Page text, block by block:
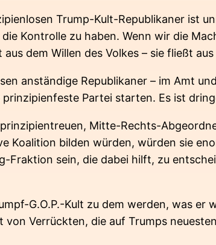
Trump-Kult-Republikaner ist
Kontrolle zu haben. Wenn wir die
dem Willen des Volkes – sie fließt
anständige Republikaner – im Amt
prinzipienfeste Partei starten. Es ist
Mitte-Rechts-
Koalition bilden würden, würden sie
Fraktion sein, die dabei hilft, zu
G.O.P.-Kult zu dem werden, was er
Verrückten, die auf Trumps